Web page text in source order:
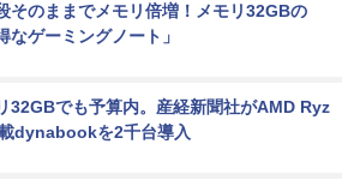
そのままでメモリ倍増！メモリ32GBの
なゲーミングノート」
32GBでも予算内。産経新聞社がAMD Ryz
dynabookを2千台導入